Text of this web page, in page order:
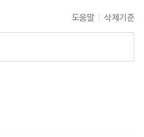
도움말 삭제기준